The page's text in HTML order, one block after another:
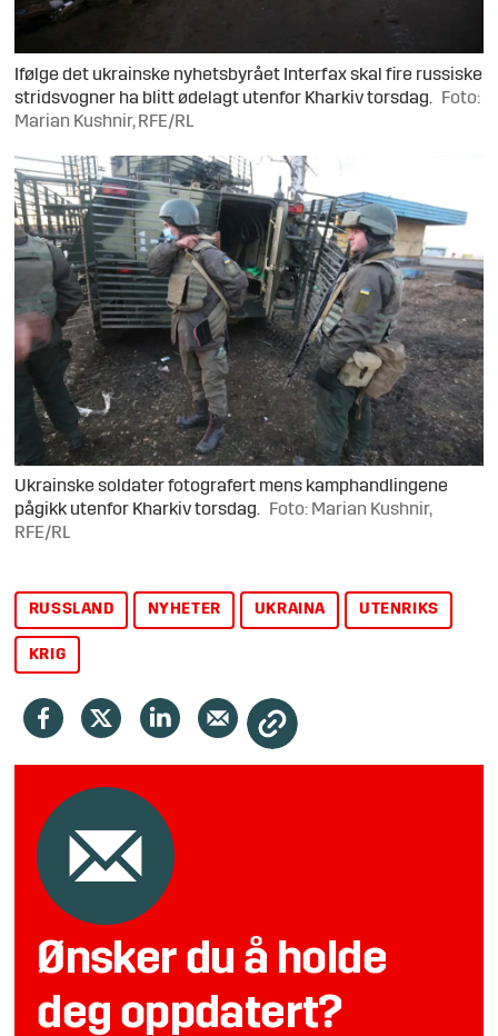
Ifølge det ukrainske nyhetsbyrået Interfax skal fire russiske
stridsvogner ha blitt ødelagt utenfor Kharkiv torsdag. Foto:
Marian Kushnir, RFE/RL
Ukrainske soldater fotografert mens kamphandlingene
pågikk utenfor Kharkiv torsdag. Foto: Marian Kushnir,
RFE/RL
RUSSLAND NYHETER UKRAINA UTENRIKS
KRIG
Ønsker du å holde
deg oppdatert?